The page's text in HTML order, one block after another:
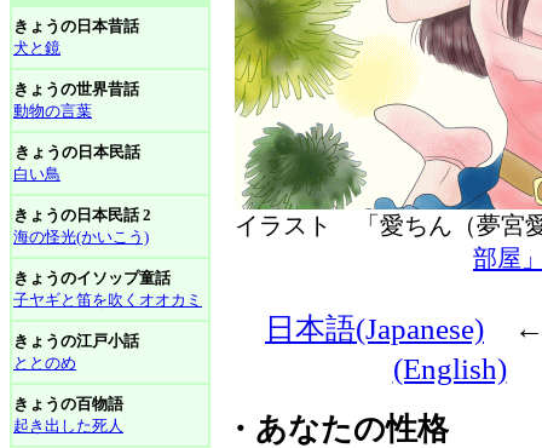
きょうの日本昔話
犬と鏡
きょうの世界昔話
動物の言葉
きょうの日本民話
白い鳥
きょうの日本民話 2
海の怪光(かいこう)
きょうのイソップ童話
子ヤギと笛を吹くオオカミ
きょうの江戸小話
ととのめ
きょうの百物語
起き出した死人
イラスト 「愛ちん（夢
部屋
日本語(Japanese)
(English)
・あなたの性格